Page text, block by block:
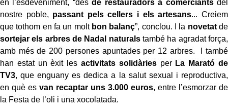
en l’esdeveniment, “des de restauradors a comerciants del
nostre poble, passant pels cellers i els artesans... Creiem
que tothom en fa un molt bon balanç”, conclou. I la novetat de
sortejar els arbres de Nadal naturals també ha agradat força,
amb més de 200 persones apuntadesper 12 arbres.
I també
han estat un èxit les activitats solidàries per La Marató de
TV3, que enguany es dedica a la salut sexual i reproductiva,
en què es van recaptar uns 3.000 euros, entrel’esmorzar de
la Festa de l’oli i una xocolatada.